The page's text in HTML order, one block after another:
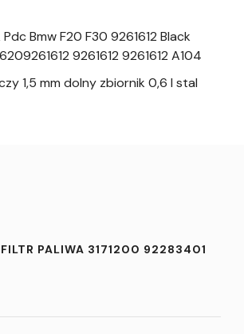
Bmw F20 F30 9261612 Black
9261612 9261612 A104
1,5 mm dolny zbiornik 0,6 l stal
FILTR PALIWA 3171200 92283401